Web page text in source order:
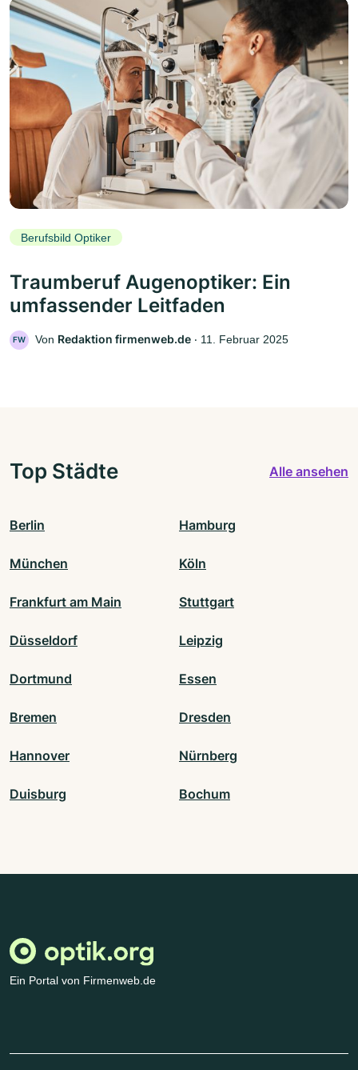
Berufsbild Optiker
Traumberuf Augenoptiker: Ein
umfassender Leitfaden
FW Von Redaktion firmenweb.de ‧ 11. Februar 2025
Top Städte Alle ansehen
Berlin Hamburg
München Köln
Frankfurt am Main Stuttgart
Düsseldorf Leipzig
Dortmund Essen
Bremen Dresden
Hannover Nürnberg
Duisburg Bochum
Ein Portal von Firmenweb.de